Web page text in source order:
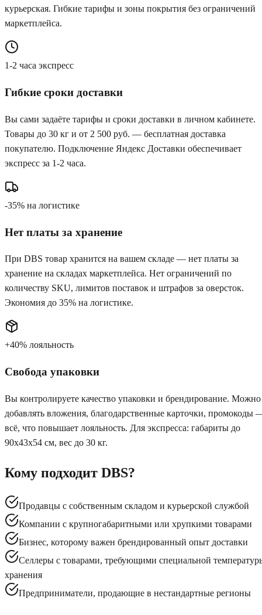
курьерская. Гибкие тарифы и зоны покрытия без ограничений
маркетплейса.
1-2 часа экспресс
Гибкие сроки доставки
Вы сами задаёте тарифы и сроки доставки в личном кабинете.
Товары до 30 кг и от 2 500 руб. — бесплатная доставка
покупателю. Подключение Яндекс Доставки обеспечивает
экспресс за 1-2 часа.
-35% на логистике
Нет платы за хранение
При DBS товар хранится на вашем складе — нет платы за
хранение на складах маркетплейса. Нет ограничений по
количеству SKU, лимитов поставок и штрафов за оверсток.
Экономия до 35% на логистике.
+40% лояльность
Свобода упаковки
Вы контролируете качество упаковки и брендирование. Можно
добавлять вложения, благодарственные карточки, промокоды
всё, что повышает лояльность. Для экспресса: габариты до
90x43x54 см, вес до 30 кг.
Кому подходит DBS?
Продавцы с собственным складом и курьерской службой
Компании с крупногабаритными или хрупкими товарами
Бизнес, которому важен брендированный опыт доставки
Селлеры с товарами, требующими специальной
хранения
Предприниматели, продающие в нестандартные регионы